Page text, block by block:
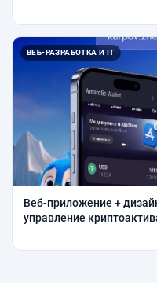
ВЕБ-РАЗРАБОТКА И IT
Веб-приложение +
управление